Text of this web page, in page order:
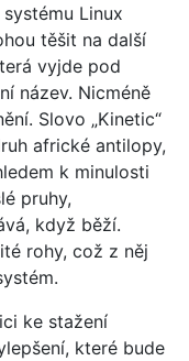
Linux
těšit na další
vyjde pod
název. Nicméně
Slovo „Kinetic“
africké antilopy,
k minulosti
pruhy,
když běží.
rohy, což z něj
ke stažení
které bude